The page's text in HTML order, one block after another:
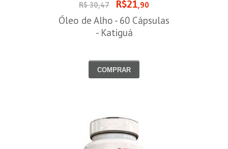
R$ 30,47 R$21,90
Óleo de Alho - 60 Cápsulas
- Katiguá
COMPRAR